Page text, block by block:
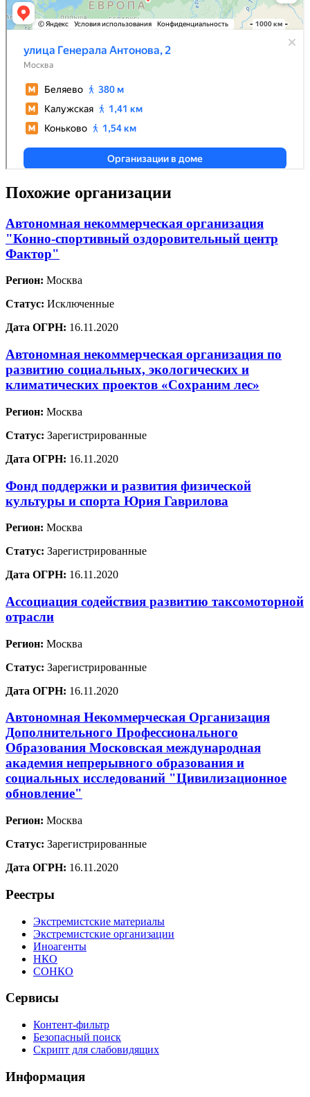
Похожие организации
Автономная некоммерческая организация
"Конно-спортивный оздоровительный центр
Фактор"
Регион: Москва
Статус: Исключенные
Дата ОГРН: 16.11.2020
Автономная некоммерческая организация по
развитию социальных, экологических и
климатических проектов «Сохраним лес»
Регион: Москва
Статус: Зарегистрированные
Дата ОГРН: 16.11.2020
Фонд поддержки и развития физической
культуры и спорта Юрия Гаврилова
Регион: Москва
Статус: Зарегистрированные
Дата ОГРН: 16.11.2020
Ассоциация содействия развитию таксомоторной
отрасли
Регион: Москва
Статус: Зарегистрированные
Дата ОГРН: 16.11.2020
Автономная Некоммерческая Организация
Дополнительного Профессионального
Образования Московская международная
академия непрерывного образования и
социальных исследований "Цивилизационное
обновление"
Регион: Москва
Статус: Зарегистрированные
Дата ОГРН: 16.11.2020
Реестры
Экстремистские материалы
Экстремистские организации
Иноагенты
НКО
СОНКО
Сервисы
Контент-фильтр
Безопасный поиск
Скрипт для слабовидящих
Информация